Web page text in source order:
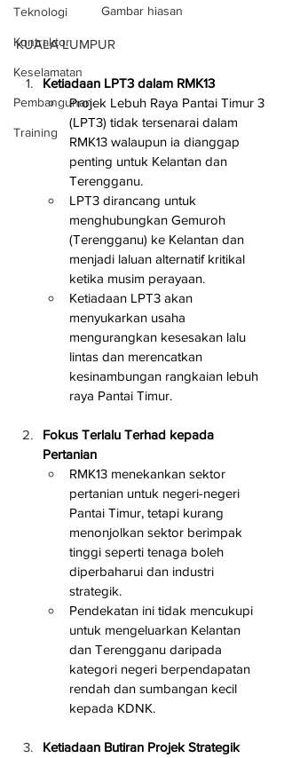
Teknologi
Kontraktor
Keselamatan
Pembangunan
Training
Gambar hiasan
KUALA LUMPUR
Ketiadaan LPT3 dalam RMK13
Projek Lebuh Raya Pantai Timur 3
(LPT3) tidak tersenarai dalam
RMK13 walaupun ia dianggap
penting untuk Kelantan dan
Terengganu.
LPT3 dirancang untuk
menghubungkan Gemuroh
(Terengganu) ke Kelantan dan
menjadi laluan alternatif kritikal
ketika musim perayaan.
Ketiadaan LPT3 akan
menyukarkan usaha
mengurangkan kesesakan lalu
lintas dan merencatkan
kesinambungan rangkaian lebuh
raya Pantai Timur.
Fokus Terlalu Terhad kepada
Pertanian
RMK13 menekankan sektor
pertanian untuk negeri-negeri
Pantai Timur, tetapi kurang
menonjolkan sektor berimpak
tinggi seperti tenaga boleh
diperbaharui dan industri
strategik.
Pendekatan ini tidak mencukupi
untuk mengeluarkan Kelantan
dan Terengganu daripada
kategori negeri berpendapatan
rendah dan sumbangan kecil
kepada KDNK.
Ketiadaan Butiran Projek Strategik